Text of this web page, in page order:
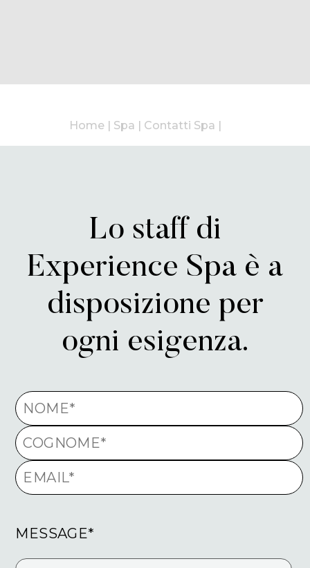
Home | Spa | Contatti Spa |
Lo staff di
Experience Spa è a
disposizione per
ogni esigenza.
MESSAGE*